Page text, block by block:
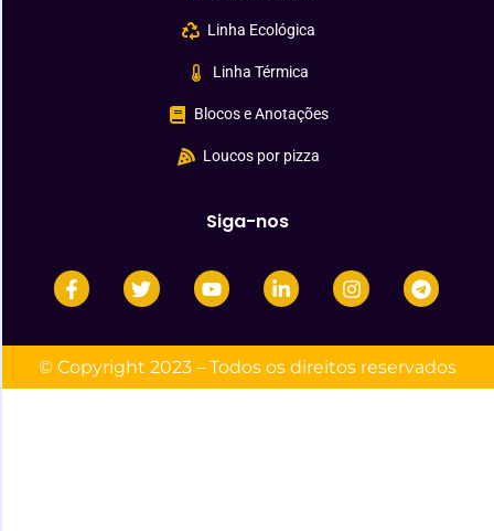
Linha Ecológica
Linha Térmica
Blocos e Anotações
Loucos por pizza
Siga-nos
© Copyright 2023 – Todos os direitos reservados